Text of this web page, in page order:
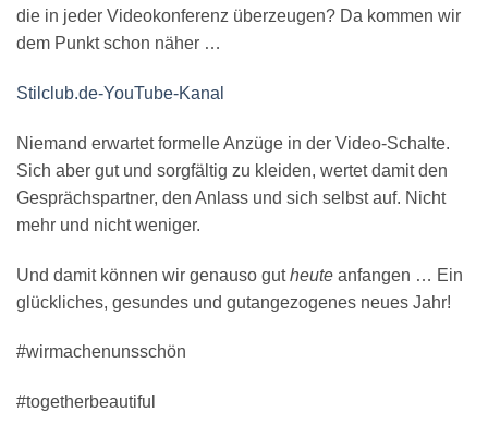
die in jeder Videokonferenz überzeugen? Da kommen wir
dem Punkt schon näher …
Stilclub.de-YouTube-Kanal
Niemand erwartet formelle Anzüge in der Video-Schalte.
Sich aber gut und sorgfältig zu kleiden, wertet damit den
Gesprächspartner, den Anlass und sich selbst auf. Nicht
mehr und nicht weniger.
Und damit können wir genauso gutheute anfangen … Ein
glückliches, gesundes und gutangezogenes neues Jahr!
#wirmachenunsschön
#togetherbeautiful